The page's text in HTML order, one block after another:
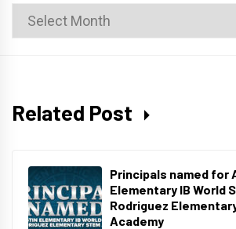
News
Archives
Related Post
Principals named for
Elementary IB World
Rodriguez
Academy